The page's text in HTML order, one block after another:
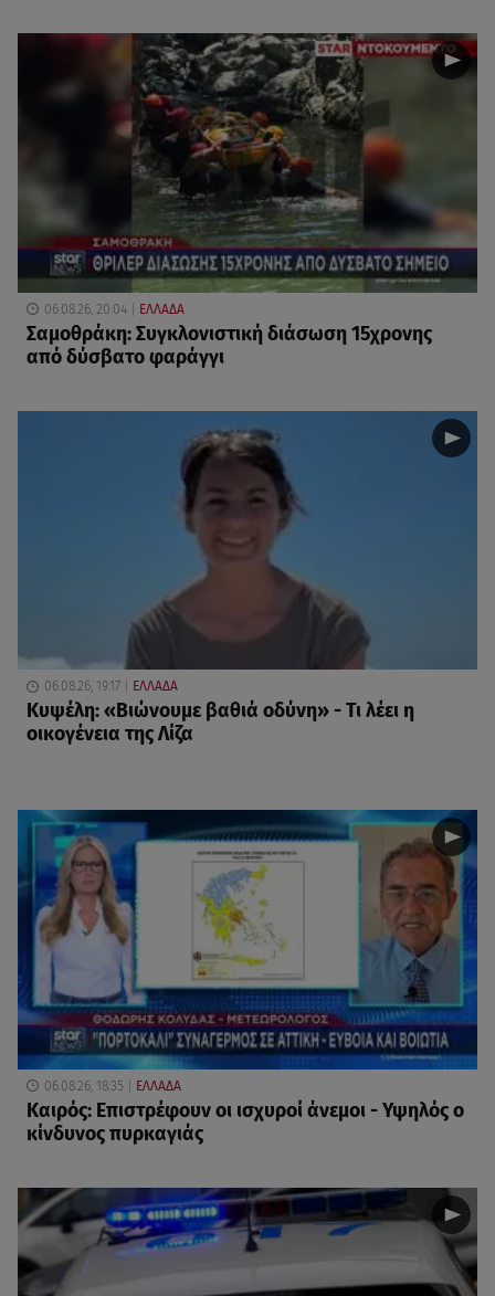
06.08.26, 20:04 ΕΛΛΑΔΑ
Σαμοθράκη: Συγκλονιστική διάσωση 15χρονης
από δύσβατο φαράγγι
06.08.26, 19:17 ΕΛΛΑΔΑ
Κυψέλη: «Βιώνουμε βαθιά οδύνη» - Τι λέει η
οικογένεια της Λίζα
06.08.26, 18:35 ΕΛΛΑΔΑ
Καιρός: Επιστρέφουν οι ισχυροί άνεμοι - Υψηλός ο
κίνδυνος πυρκαγιάς